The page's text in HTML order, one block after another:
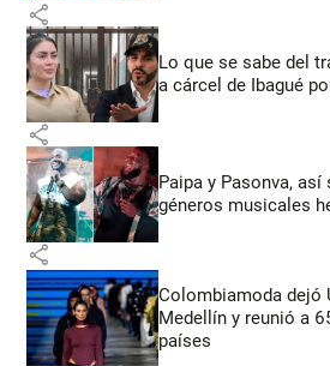
share
Lo que se sabe del
a cárcel de Ibagué
share
Paipa y Pasonva,
géneros musicales
share
Colombiamoda dejó
Medellín y reunió a
países